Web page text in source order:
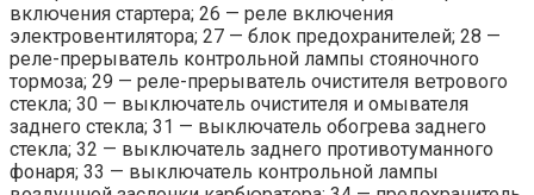
включения стартера; 26 — реле включения
электровентилятора; 27 — блок предохранителей; 28 —
реле-прерыватель контрольной лампы стояночного
тормоза; 29 — реле-прерыватель очистителя ветрового
стекла; 30 — выключатель очистителя и омывателя
заднего стекла; 31 — выключатель обогрева заднего
стекла; 32 — выключатель заднего противотуманного
фонаря; 33 — выключатель контрольной лампы